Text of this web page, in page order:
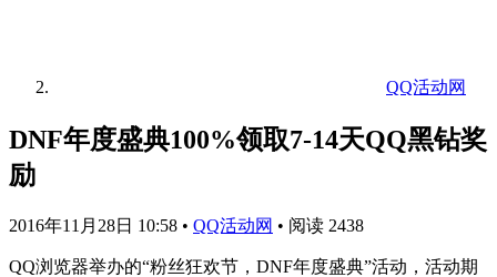
QQ活动网
DNF年度盛典100%领取7-14天QQ黑钻奖
励
2016年11月28日 10:58 • QQ活动网 • 阅读 2438
QQ浏览器举办的“粉丝狂欢节，DNF年度盛典”活动，活动期